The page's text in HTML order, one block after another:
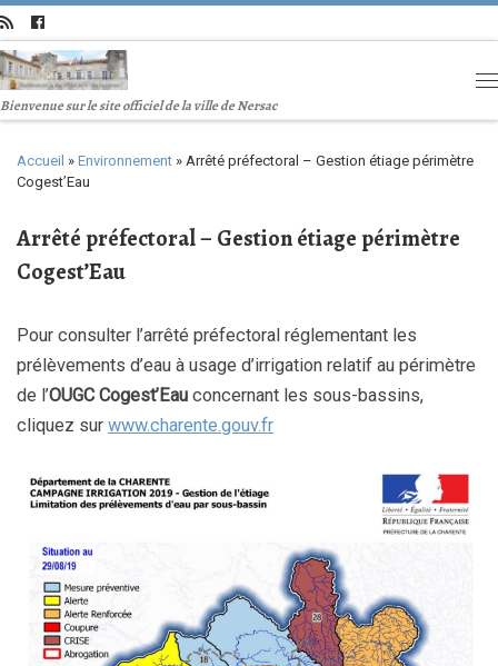
Bienvenue sur le site officiel de la ville de Nersac
Accueil » Environnement » Arrêté préfectoral – Gestion étiage périmètre
Cogest’Eau
Arrêté préfectoral – Gestion étiage périmètre
Cogest’Eau
Pour consulter l’arrêté préfectoral réglementant les
prélèvements d’eau à usage d’irrigation relatif au périmètre
de l’OUGC Cogest’Eau concernant les sous-bassins,
cliquez sur www.charente.gouv.fr